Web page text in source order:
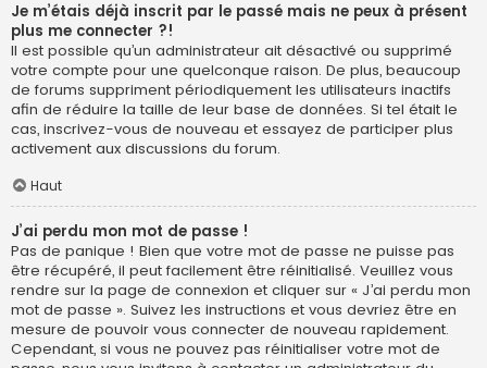
Je m’étais déjà inscrit par le passé mais ne peux à présent
plus me connecter ?!
Il est possible qu’un administrateur ait désactivé ou supprimé
votre compte pour une quelconque raison. De plus, beaucoup
de forums suppriment périodiquement les utilisateurs inactifs
afin de réduire la taille de leur base de données. Si tel était le
cas, inscrivez-vous de nouveau et essayez de participer plus
activement aux discussions du forum.
Haut
J’ai perdu mon mot de passe !
Pas de panique ! Bien que votre mot de passe ne puisse pas
être récupéré, il peut facilement être réinitialisé. Veuillez vous
rendre sur la page de connexion et cliquer sur « J’ai perdu mon
mot de passe ». Suivez les instructions et vous devriez être en
mesure de pouvoir vous connecter de nouveau rapidement.
Cependant, si vous ne pouvez pas réinitialiser votre mot de